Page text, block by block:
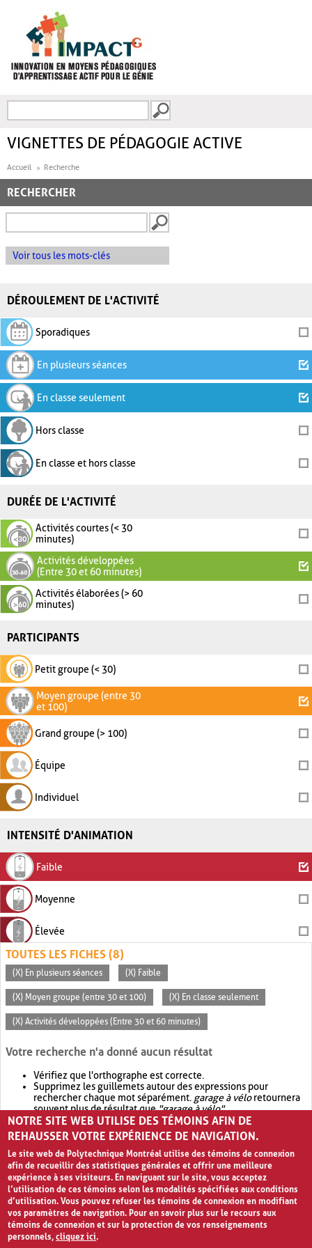
FORMULAIRE DE
VIGNETTES DE PÉDAGOGIE ACTIVE
Accueil Recherche
RECHERCHER
Voir tous les mots-clés
DÉROULEMENT DE L'ACTIVITÉ
Sporadiques
En plusieurs séances
En classe seulement
Hors classe
En classe et hors classe
DURÉE DE L'ACTIVITÉ
Activités courtes (< 30
minutes)
Activités développées
(Entre 30 et 60 minutes)
Activités élaborées (> 60
minutes)
PARTICIPANTS
Petit groupe (< 30)
Moyen groupe (entre 30
et 100)
Grand groupe (> 100)
Équipe
Individuel
INTENSITÉ D'ANIMATION
Faible
Moyenne
Élevée
TOUTES LES FICHES (8)
(X) En plusieurs séances (X) Faible
(X) Moyen groupe (entre 30 et 100) (X) En classe seulement
(X) Activités développées (Entre 30 et 60 minutes)
Votre recherche n'a donné aucun résultat
Vérifiez que l'orthographe est correcte.
Supprimez les guillemets autour des expressions pour
rechercher chaque mot séparément. garage à véloretournera
souvent plus de résultat que"garage à vélo".
Envisagez d'élargir votre recherche avec OR.garage OR vélo
retournera souvent plus de résultat quegarage à vélo
NOTRE SITE WEB UTILISE DES TÉMOINS AFIN DE
REHAUSSER VOTRE EXPÉRIENCE DE NAVIGATION.
Le site web de Polytechnique Montréal utilise des témoins de connexion
afin de recueillir des statistiques générales et offrir une meilleure
expérience à ses visiteurs. En naviguant sur le site, vous acceptez
l’utilisation de ces témoins selon les modalités spécifiées aux conditions
d’utilisation. Vous pouvez refuser les témoins de connexion en modifiant
vos paramètres de navigation. Pour en savoir plus sur le recours aux
témoins de connexion et sur la protection de vos renseignements
personnels,cliquez ici.